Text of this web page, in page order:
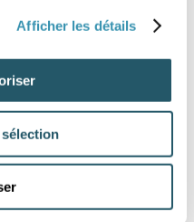
Afficher les détails
être commandé